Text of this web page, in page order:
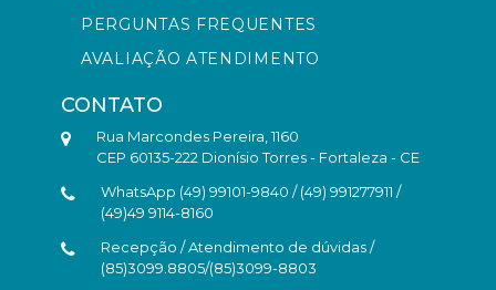
PERGUNTAS FREQUENTES
AVALIAÇÃO ATENDIMENTO
CONTATO
Rua Marcondes Pereira, 1160
CEP 60135-222 Dionísio Torres - Fortaleza - CE
WhatsApp (49) 99101-9840 / (49) 991277911 /
(49)49 9114-8160
Recepção / Atendimento de dúvidas /
(85)3099.8805/(85)3099-8803